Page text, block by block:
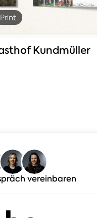
Print
Kundmüller
vereinbaren